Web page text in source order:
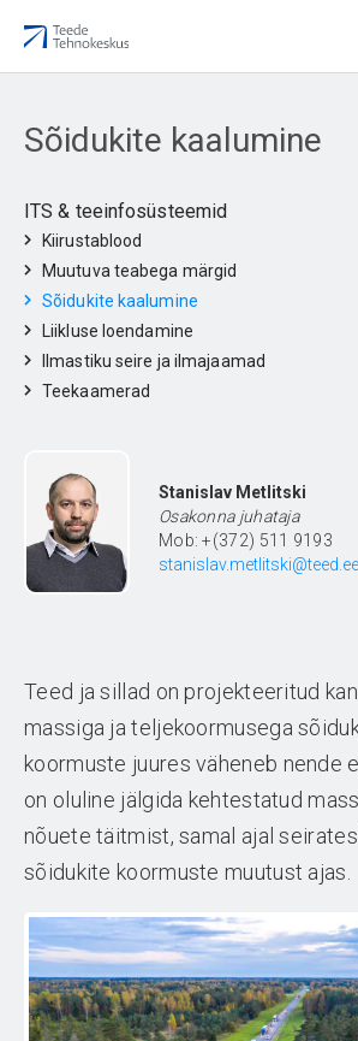
Teed ja sillad on projekteeritud
massiga ja teljekoormusega
koormuste juures väheneb nende
on oluline jälgida kehtestatud
nõuete täitmist, samal ajal
sõidukite koormuste muutust ajas.
Sõidukite kaalumine
ITS & teeinfosüsteemid
Kiirustablood
Muutuva teabega märgid
Sõidukite kaalumine
Liikluse loendamine
Ilmastiku seire ja ilmajaamad
Teekaamerad
Stanislav Metlitski
Osakonna juhataja
Mob: +(372) 511 9193
stanislav.metlitski@teed.ee